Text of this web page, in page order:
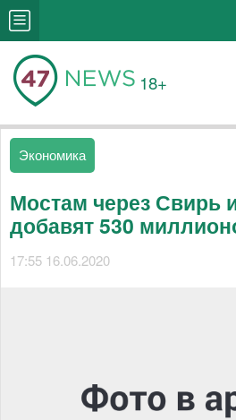
18+
Экономика
Мостам через Свирь
добавят 530
17:55 16.06.2020